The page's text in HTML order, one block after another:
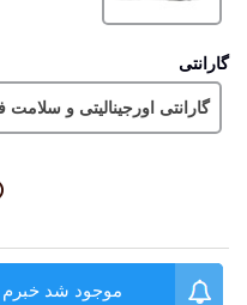
گارانتی
گارانتی اورجینالیتی و سلامت
موجود شد